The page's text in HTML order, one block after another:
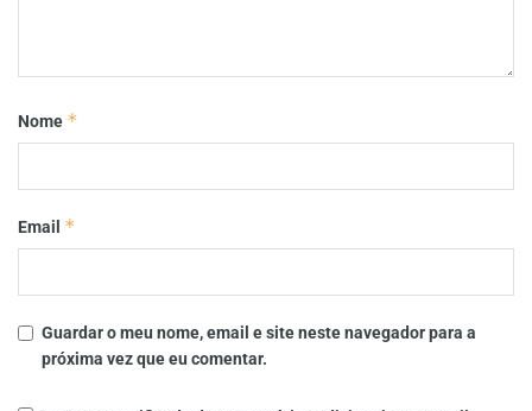
Nome *
Email *
Guardar o meu nome, email e site neste navegador para a
próxima vez que eu comentar.